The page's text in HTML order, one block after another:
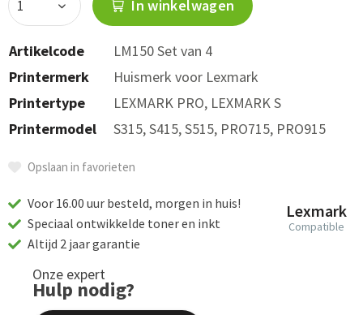
In winkelwagen
Artikelcode
LM150 Set van 4
Printermerk
Huismerk voor Lexmark
Printertype
LEXMARK PRO, LEXMARK S
Printermodel
S315, S415, S515, PRO715, PRO915
Opslaan in favorieten
Lexmark
Compatible
Voor 16.00 uur besteld, morgen in huis!
Speciaal ontwikkelde toner en inkt
Altijd 2 jaar garantie
Onze expert
Hulp nodig?